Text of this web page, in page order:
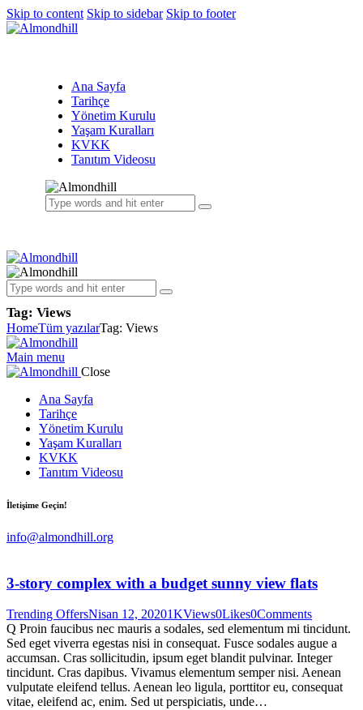
Skip to content Skip to sidebar Skip to footer
Ana Sayfa
Tarihçe
Yönetim Kurulu
Yaşam Kuralları
KVKK
Tanıtım Videosu
Tag: Views
HomeTüm yazılarTag: Views
Main menu
Close
Ana Sayfa
Tarihçe
Yönetim Kurulu
Yaşam Kuralları
KVKK
Tanıtım Videosu
İletişime Geçin!
info@almondhill.org
3-story complex with a budget sunny view flats
Trending OffersNisan 12, 20201KViews0Likes0Comments
Q Proin faucibus nec mauris a sodales, sed elementum mi tincidunt.
Sed eget viverra egestas nisi in consequat. Fusce sodales augue a
accumsan. Cras sollicitudin, ipsum eget blandit pulvinar. Integer
tincidunt. Cras dapibus. Vivamus elementum semper nisi. Aenean
vulputate eleifend tellus. Aenean leo ligula, porttitor eu, consequat
vitae, eleifend ac, enim. Sed ut perspiciatis, unde…